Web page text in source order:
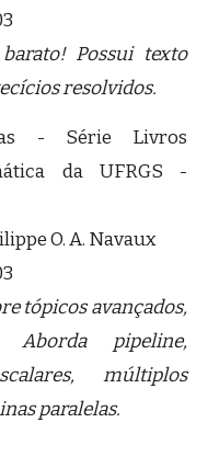
Possui texto
resolvidos.
- Série Livros
da UFRGS -
O. A. Navaux
tópicos avançados,
Aborda pipeline,
múltiplos
paralelas.